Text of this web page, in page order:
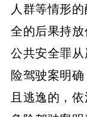
人群等情形
全的后果持
公共安全罪
险驾驶案明
且逃逸的，